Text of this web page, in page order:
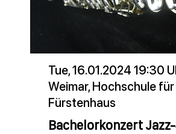
Tue, 16.01.2024 19:30
Weimar, Hochschule
Fürstenhaus
Bachelorkonzert